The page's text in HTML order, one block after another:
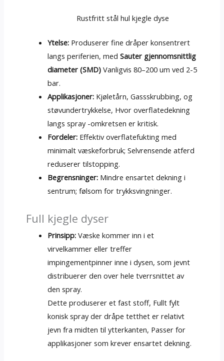
Rustfritt stål hul kjegle dyse
Ytelse: Produserer fine dråper konsentrert
langs periferien, medSauter gjennomsnittlig
diameter (SMD) Vanligvis 80–200 um ved 2-5
bar.
Applikasjoner: Kjøletårn, Gassskrubbing, og
støvundertrykkelse, Hvor overflatedekning
langs spray -omkretsen er kritisk.
Fordeler: Effektiv overflatefukting med
minimalt væskeforbruk; Selvrensende atferd
reduserer tilstopping.
Begrensninger: Mindre ensartet dekning i
sentrum; følsom for trykksvingninger.
Full kjegle dyser
Prinsipp: Væske kommer inn i et
virvelkammer eller treffer
impingementpinner inne i dysen, som jevnt
distribuerer den over hele tverrsnittet av
den spray.
Dette produserer et fast stoff, Fullt fylt
konisk spray der dråpe tetthet er relativt
jevn fra midten til ytterkanten, Passer for
applikasjoner som krever ensartet dekning.